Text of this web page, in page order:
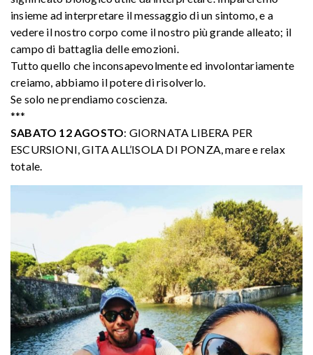
insieme ad interpretare il messaggio di un sintomo, e a
vedere il nostro corpo come il nostro più grande alleato; il
campo di battaglia delle emozioni.
Tutto quello che inconsapevolmente ed involontariamente
creiamo, abbiamo il potere di risolverlo.
Se solo ne prendiamo coscienza.
***
SABATO 12 AGOSTO: GIORNATA LIBERA PER
ESCURSIONI, GITA ALL’ISOLA DI PONZA, mare e relax
totale.